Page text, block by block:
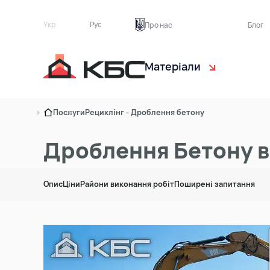
Укр Рус Про нас Блог
Матеріали
Асфальтна крихта
Цегляний бій
ПослугиРециклінг - Дроблення бетону
Дроблення Бетону в
ОписЦіниРайони виконання робітПоширені запитання